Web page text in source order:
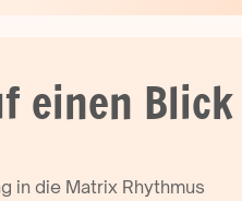
einen
in die Matrix Rhythmus